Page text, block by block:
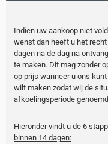
Indien uw aankoop niet
wenst dan heeft u het
dagen na de dag na
te maken. Dit mag zonder
op prijs wanneer u ons
wilt maken zodat wij de
afkoelingsperiode
Hieronder vindt u de 6
binnen 14 dagen: